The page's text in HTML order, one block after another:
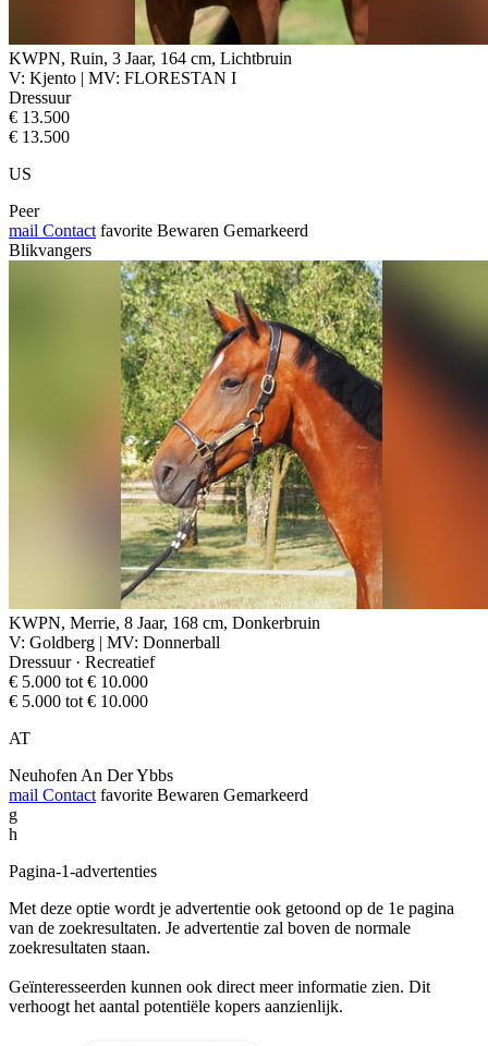
KWPN, Ruin, 3 Jaar, 164 cm, Lichtbruin
V: Kjento | MV: FLORESTAN I
Dressuur
€ 13.500
€ 13.500
US
Peer
mail Contact favorite Bewaren Gemarkeerd
Blikvangers
KWPN, Merrie, 8 Jaar, 168 cm, Donkerbruin
V: Goldberg | MV: Donnerball
Dressuur · Recreatief
€ 5.000 tot € 10.000
€ 5.000 tot € 10.000
AT
Neuhofen An Der Ybbs
mail Contact favorite Bewaren Gemarkeerd
g
h
Pagina-1-advertenties
Met deze optie wordt je advertentie ook getoond op de 1e pagina
van de zoekresultaten. Je advertentie zal boven de normale
zoekresultaten staan.
Geïnteresseerden kunnen ook direct meer informatie zien. Dit
verhoogt het aantal potentiële kopers aanzienlijk.